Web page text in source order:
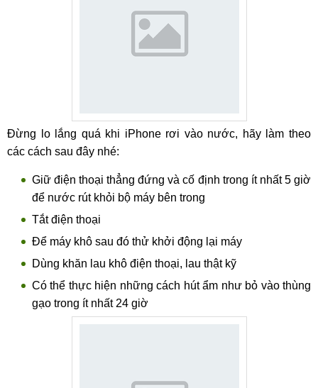
Đừng lo lắng quá khi iPhone rơi vào nước, hãy làm theo
các cách sau đây nhé:
Giữ điện thoại thẳng đứng và cố định trong ít nhất 5 giờ
để nước rút khỏi bộ máy bên trong
Tắt điện thoại
Để máy khô sau đó thử khởi động lại máy
Dùng khăn lau khô điện thoại, lau thật kỹ
Có thể thực hiện những cách hút ẩm như bỏ vào thùng
gạo trong ít nhất 24 giờ